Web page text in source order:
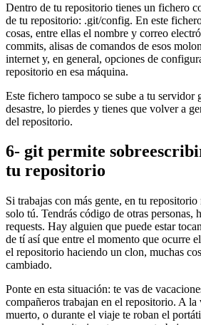
Dentro de tu repositorio tienes un fichero
de tu repositorio: .git/config. En este
cosas, entre ellas el nombre y correo
commits, alisas de comandos de esos
internet y, en general, opciones de
repositorio en esa máquina.
Este fichero tampoco se sube a tu servidor
desastre, lo pierdes y tienes que volver a
del repositorio.
6- git permite
tu repositorio
Si trabajas con más gente, en tu
solo tú. Tendrás código de otras personas,
requests. Hay alguien que puede estar
de tí así que entre el momento que ocurre
el repositorio haciendo un clon, muchas
cambiado.
Ponte en esta situación: te vas de
compañeros trabajan en el repositorio. A
muerto, o durante el viaje te roban el